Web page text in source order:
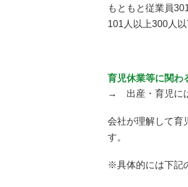
もともと従業員
101人以上300人
育児休業等に関わ
→ 出産・育児に
会社が理解して育
す。
※具体的には下記